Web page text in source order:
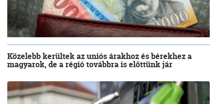
Közelebb kerültek az uniós árakhoz és bérekhez a
magyarok, de a régió továbbra is előttünk jár